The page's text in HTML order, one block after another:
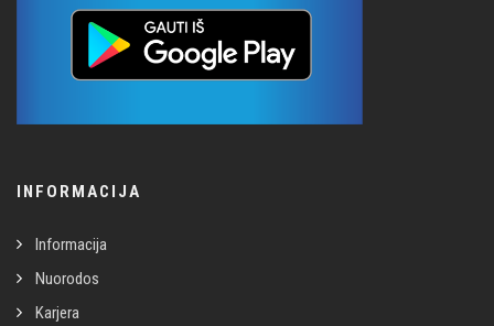
INFORMACIJA
Informacija
Nuorodos
Karjera